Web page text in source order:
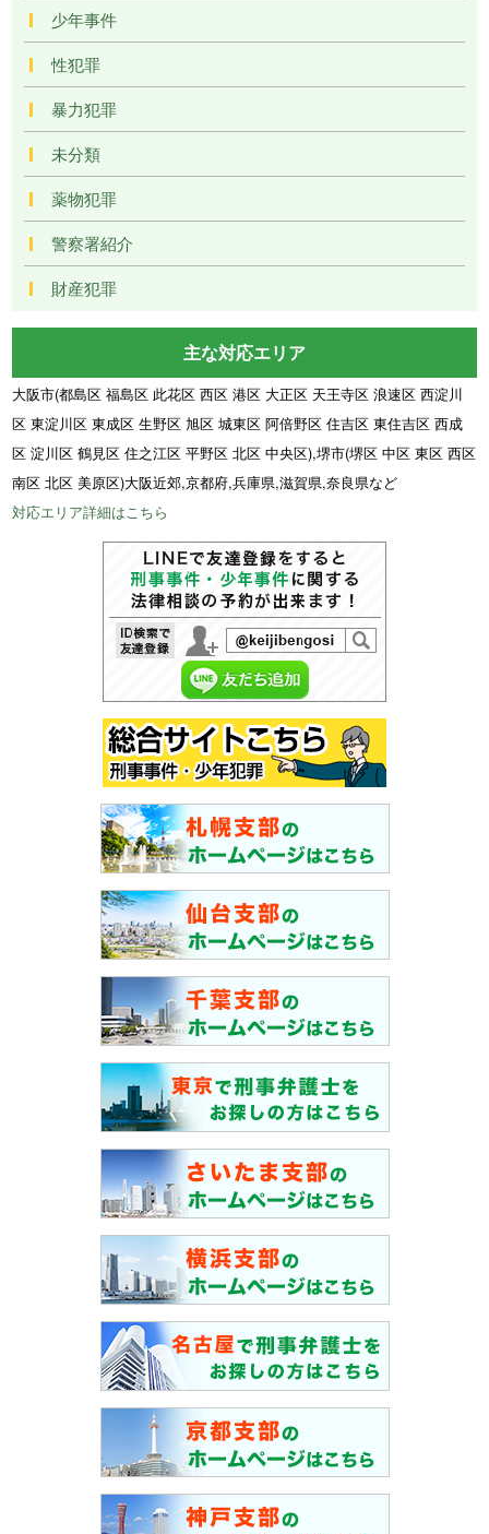
少年事件
性犯罪
暴力犯罪
未分類
薬物犯罪
警察署紹介
財産犯罪
主な対応エリア
大阪市(都島区 福島区 此花区 西区 港区 大正区 天王寺区 浪速区 西淀川
区 東淀川区 東成区 生野区 旭区 城東区 阿倍野区 住吉区 東住吉区 西成
区 淀川区 鶴見区 住之江区 平野区 北区 中央区),堺市(堺区 中区 東区 西区
南区 北区 美原区)大阪近郊,京都府,兵庫県,滋賀県,奈良県など
対応エリア詳細はこちら